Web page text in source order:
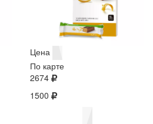
Цена
По карте
2674
1500